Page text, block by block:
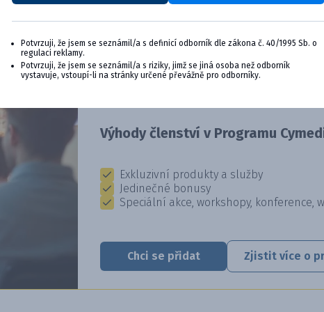
CYMEDICA PLUS: VĚRNOST,
Staňte se členem věrnostního programu
Výhody členství v Programu
Exkluzivní produkty a služby
Jedinečné bonusy
Speciální akce, workshopy, konference,
Chci se přidat Zjistit více o
Potvrzuji, že jsem se seznámil/a s definicí odborník dle zákona č. 40/1995 Sb. o
regulaci reklamy.
Potvrzuji, že jsem se seznámil/a s riziky, jimž se jiná osoba než odborník
vystavuje, vstoupí-li na stránky určené převážně pro odborníky.